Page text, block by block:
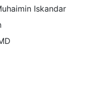
Iskandar